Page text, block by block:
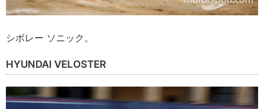
シボレー ソニック。
HYUNDAI VELOSTER